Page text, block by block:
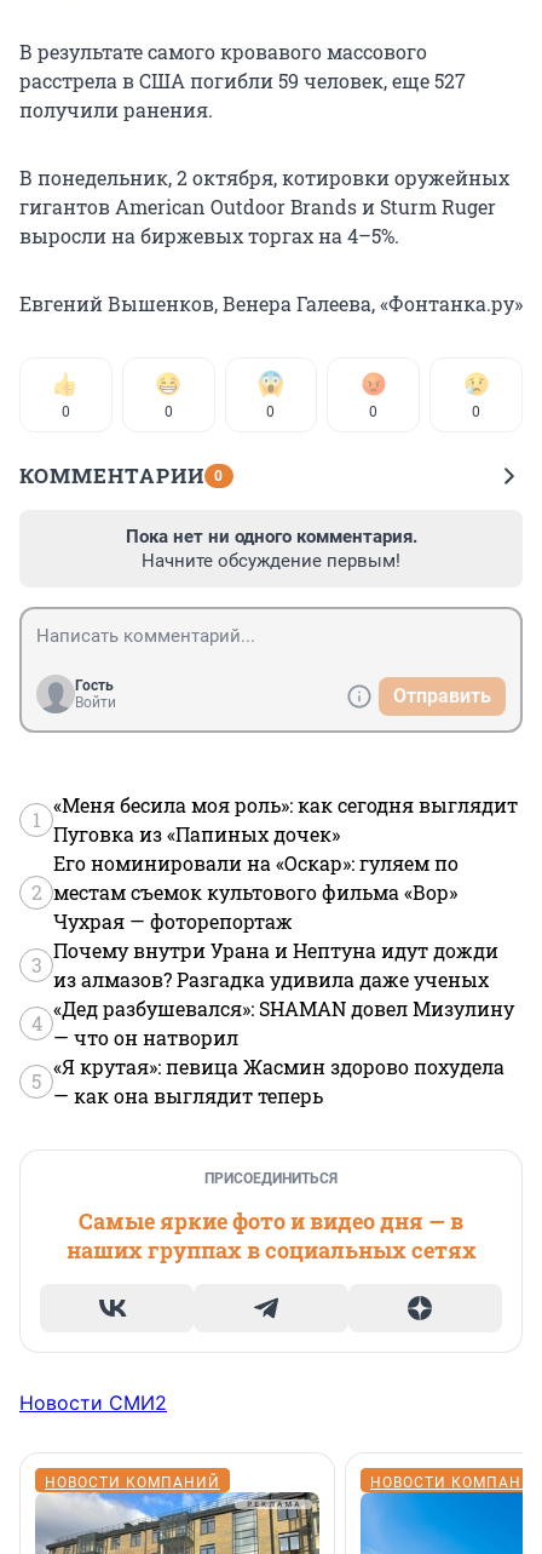
В результате самого кровавого массового
расстрела в США погибли 59 человек, еще 527
получили ранения.
В понедельник, 2 октября, котировки оружейных
гигантов American Outdoor Brands и Sturm Ruger
выросли на биржевых торгах на 4–5%.
Евгений Вышенков, Венера Галеева, «Фонтанка.ру»
0 0 0 0 0
КОММЕНТАРИИ 0
Пока нет ни одного комментария.
Начните обсуждение первым!
Гость
Войти
Отправить
1
«Меня бесила моя роль»: как сегодня выглядит
Пуговка из «Папиных дочек»
2
Его номинировали на «Оскар»: гуляем по
местам съемок культового фильма «Вор»
Чухрая — фоторепортаж
3
Почему внутри Урана и Нептуна идут дожди
из алмазов? Разгадка удивила даже ученых
4
«Дед разбушевался»: SHAMAN довел Мизулину
— что он натворил
5
«Я крутая»: певица Жасмин здорово похудела
— как она выглядит теперь
ПРИСОЕДИНИТЬСЯ
Самые яркие фото и видео дня — в
наших группах в социальных сетях
Новости СМИ2
НОВОСТИ КОМПАНИЙ НОВОСТИ